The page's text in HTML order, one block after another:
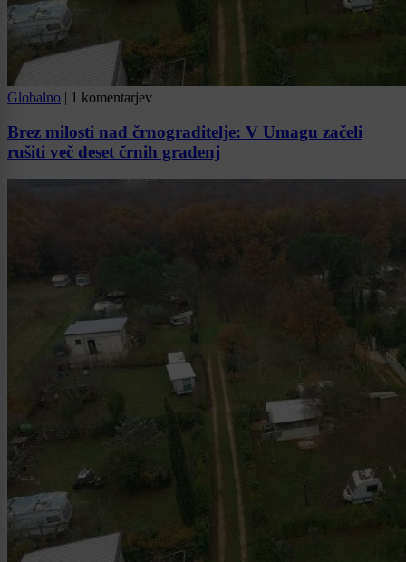
Globalno | 1 komentarjev
Brez milosti nad črnograditelje: V Umagu začeli
rušiti več deset črnih gradenj